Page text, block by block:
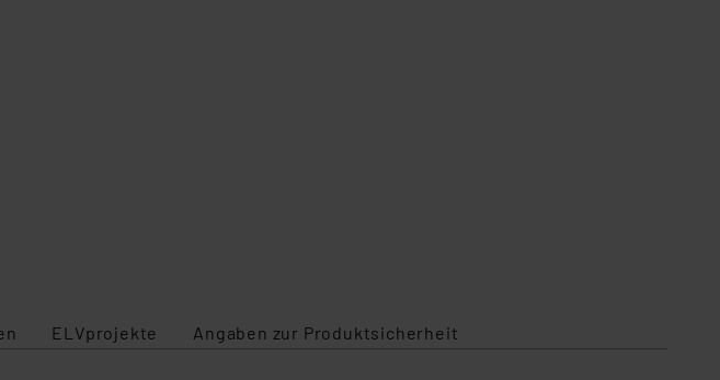
ELVprojekte Angaben zur Produktsicherheit